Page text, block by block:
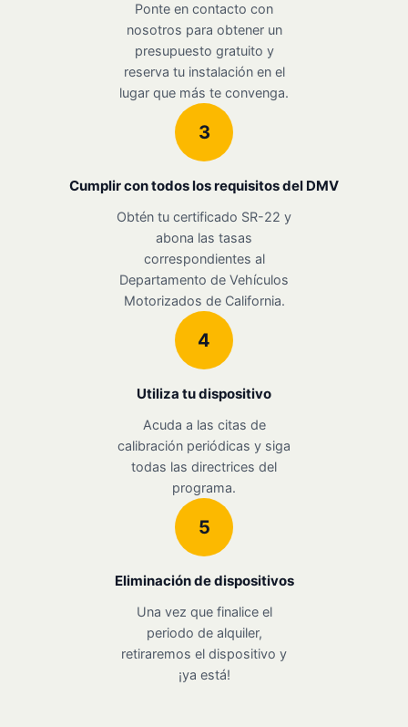
Ponte en contacto con
nosotros para obtener un
presupuesto gratuito y
reserva tu instalación en el
lugar que más te convenga.
3
Cumplir con todos los requisitos del DMV
Obtén tu certificado SR-22 y
abona las tasas
correspondientes al
Departamento de Vehículos
Motorizados de California.
4
Utiliza tu dispositivo
Acuda a las citas de
calibración periódicas y siga
todas las directrices del
programa.
5
Eliminación de dispositivos
Una vez que finalice el
periodo de alquiler,
retiraremos el dispositivo y
¡ya está!